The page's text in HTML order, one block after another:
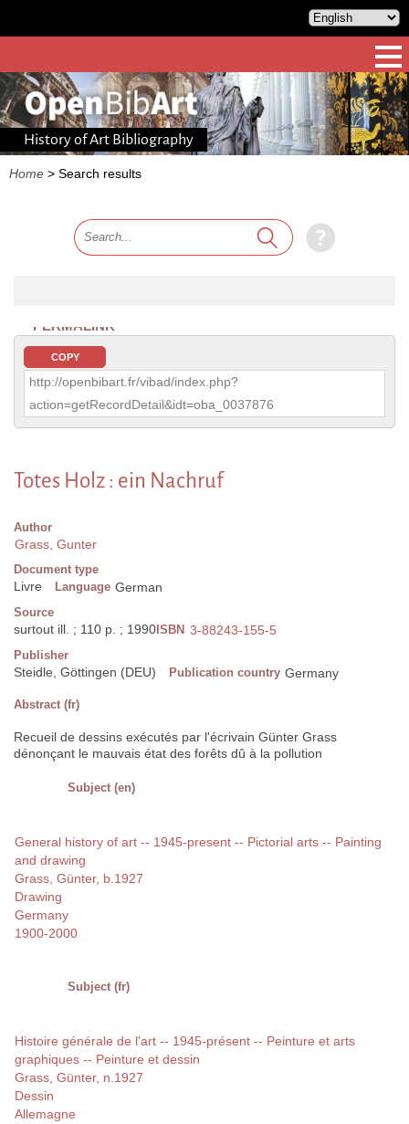
History of Art Bibliography
Home > Search results
PERMALINK
COPY
http://openbibart.fr/vibad/index.php?
action=getRecordDetail&idt=oba_0037876
Totes Holz : ein Nachruf
Author
Grass, Gunter
Document type
Livre Language German
Source
surtout ill. ; 110 p. ; 1990 ISBN 3-88243-155-5
Publisher
Steidle, Göttingen (DEU) Publication country Germany
Abstract (fr)
Recueil de dessins exécutés par l'écrivain Günter Grass
dénonçant le mauvais état des forêts dû à la pollution
Subject (en)
General history of art -- 1945-present -- Pictorial arts -- Painting
and drawing
Grass, Günter, b.1927
Drawing
Germany
1900-2000
Subject (fr)
Histoire générale de l'art -- 1945-présent -- Peinture et arts
graphiques -- Peinture et dessin
Grass, Günter, n.1927
Dessin
Allemagne